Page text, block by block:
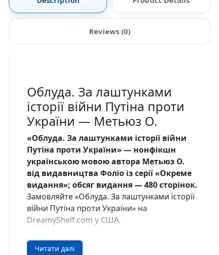
Reviews (0)
Облуда. За лаштунками
історії війни Путіна проти
України — Метьюз О.
«Облуда. За лаштунками історії війни
Путіна проти України» — нонфікшн
українською мовою автора Метьюз О.
від видавництва Фоліо із серії «Окреме
видання»; обсяг видання — 480 сторінок.
Замовляйте «Облуда. За лаштунками історії
війни Путіна проти України» на
DreamyShelf.com у США.
Про книгу
Читати далі